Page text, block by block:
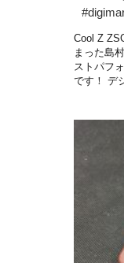
Cool Z
まった島
ストパフ
です！ デ